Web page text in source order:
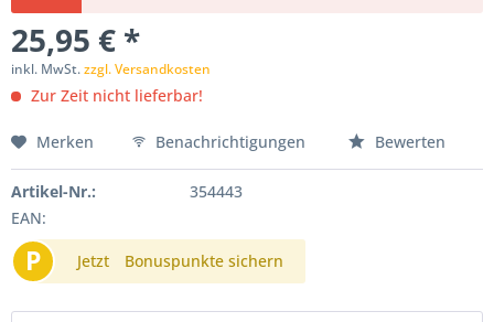
25,95 € *
inkl. MwSt.zzgl. Versandkosten
Zur Zeit nicht lieferbar!
Merken Benachrichtigungen Bewerten
Artikel-Nr.:
354443
EAN:
P Jetzt Bonuspunkte sichern